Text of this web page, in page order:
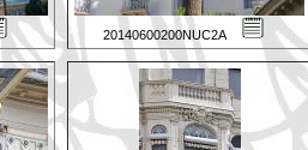
20140600200NUC2A